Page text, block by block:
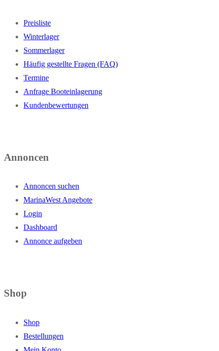
Preisliste
Winterlager
Sommerlager
Häufig gestellte Fragen (FAQ)
Termine
Anfrage Booteinlagerung
Kundenbewertungen
Annoncen
Annoncen suchen
MarinaWest Angebote
Login
Dashboard
Annonce aufgeben
Shop
Shop
Bestellungen